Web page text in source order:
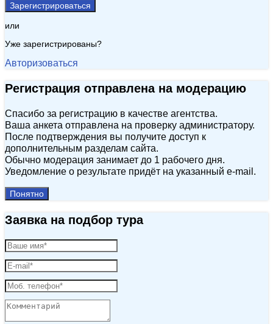
Зарегистрироваться
или
Уже зарегистрированы?
Авторизоваться
Регистрация отправлена на модерацию
Спасибо за регистрацию в качестве агентства.
Ваша анкета отправлена на проверку администратору.
После подтверждения вы получите доступ к
дополнительным разделам сайта.
Обычно модерация занимает до 1 рабочего дня.
Уведомление о результате придёт на указанный e‑mail.
Понятно
Заявка на подбор тура